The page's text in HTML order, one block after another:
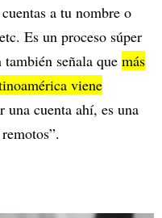
a tu nombre o
Es un proceso súper
señala que más
viene
una cuenta ahí, es una